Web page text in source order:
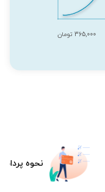
365,000 تومان
نحوه